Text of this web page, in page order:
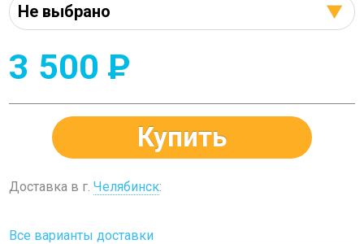
3 500 P
Купить
Доставка в г.Челябинск:
Все варианты доставки